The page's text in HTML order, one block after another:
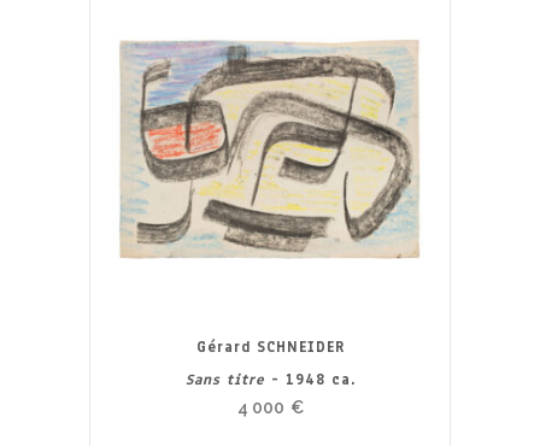
Gérard SCHNEIDER
Sans titre - 1948 ca.
4 000 €